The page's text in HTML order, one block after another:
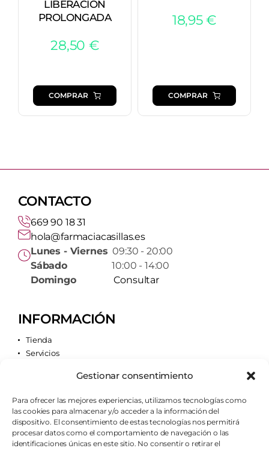
Gestionar consentimiento
Para ofrecer las mejores experiencias, utilizamos tecnologías como
las cookies para almacenar y/o acceder a la información del
dispositivo. El consentimiento de estas tecnologías nos permitirá
procesar datos como el comportamiento de navegación o las
identificaciones únicas en este sitio. No consentir o retirar el
LIBERACION
PROLONGADA
28,50 €
COMPRAR
18,95€
COMPRAR
CONTACTO
669 90 18 31
hola@farmaciacasillas.es
Lunes - Viernes 09:30 - 20:00
Sábado10:00 - 14:00
Domingo
Consultar
INFORMACIÓN
Tienda
Servicios
Quiénes somos
AVISOS LEGALES
Aviso legal